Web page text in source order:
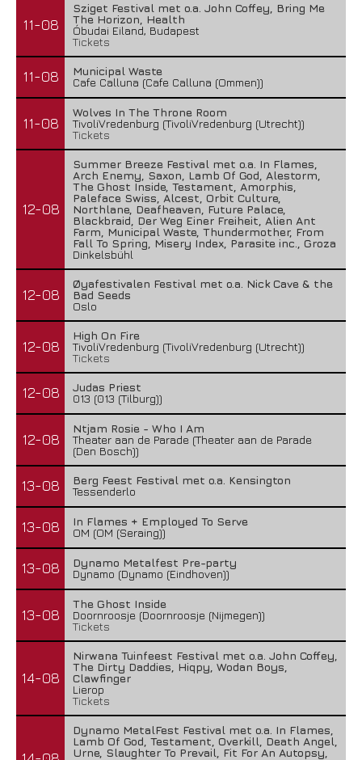
11-08
Sziget Festival met o.a. John Coffey, Bring Me
The Horizon, Health
Óbudai Eiland, Budapest
Tickets
11-08
Municipal Waste
Cafe Calluna (Cafe Calluna (Ommen))
11-08
Wolves In The Throne Room
TivoliVredenburg (TivoliVredenburg (Utrecht))
Tickets
12-08
Summer Breeze Festival met o.a. In Flames,
Arch Enemy, Saxon, Lamb Of God, Alestorm,
The Ghost Inside, Testament, Amorphis,
Paleface Swiss, Alcest, Orbit Culture,
Northlane, Deafheaven, Future Palace,
Blackbraid, Der Weg Einer Freiheit, Alien Ant
Farm, Municipal Waste, Thundermother, From
Fall To Spring, Misery Index, Parasite inc., Groza
Dinkelsbühl
12-08
Øyafestivalen Festival met o.a. Nick Cave & the
Bad Seeds
Oslo
12-08
High On Fire
TivoliVredenburg (TivoliVredenburg (Utrecht))
Tickets
12-08
Judas Priest
013 (013 (Tilburg))
12-08
Ntjam Rosie - Who I Am
Theater aan de Parade (Theater aan de Parade
(Den Bosch))
13-08
Berg Feest Festival met o.a. Kensington
Tessenderlo
13-08
In Flames + Employed To Serve
OM (OM (Seraing))
13-08
Dynamo Metalfest Pre-party
Dynamo (Dynamo (Eindhoven))
13-08
The Ghost Inside
Doornroosje (Doornroosje (Nijmegen))
Tickets
14-08
Nirwana Tuinfeest Festival met o.a. John Coffey,
The Dirty Daddies, Hiqpy, Wodan Boys,
Clawfinger
Lierop
Tickets
Dynamo MetalFest Festival met o.a. In Flames,
Lamb Of God, Testament, Overkill, Death Angel,
Urne, Slaughter To Prevail, Fit For An Autopsy,